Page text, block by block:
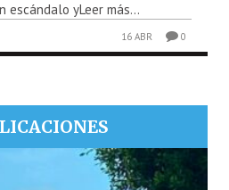
escándalo yLeer más...
16 ABR 0